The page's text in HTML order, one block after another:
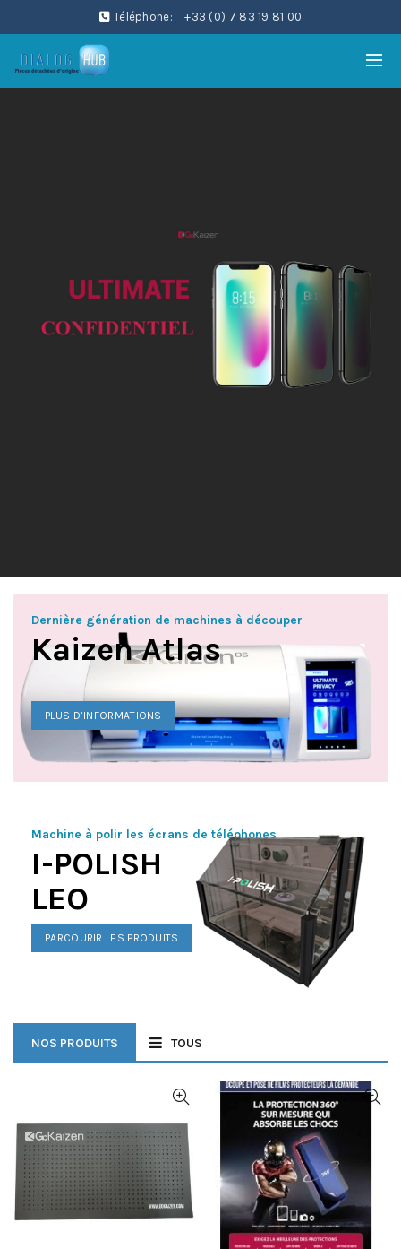
Téléphone: +33 (0) 7 83 19 81 00
Dernière génération de machines à découper
Kaizen Atlas
PLUS D’INFORMATIONS
Machine à polir les écrans de téléphones
I-POLISH
LEO
PARCOURIR LES PRODUITS
NOS PRODUITS TOUS